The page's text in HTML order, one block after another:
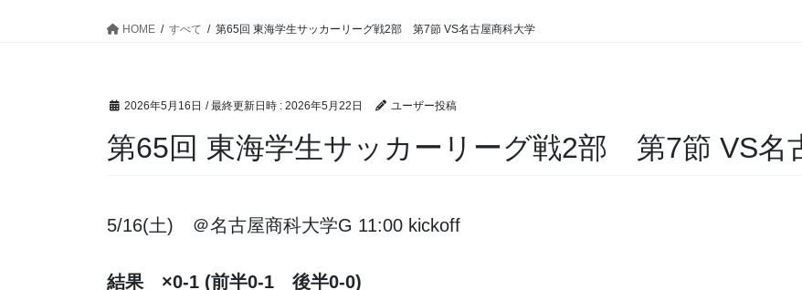
HOME すべて 第65回 東海学生サッカーリーグ戦2部 第7節 VS名古屋商科大学
2026年5月16日 / 最終更新日時 : 2026年5月22日 ユーザー投稿
第65回 東海学生サッカーリーグ戦2部 第7節 VS名
5/16(土) ＠名古屋商科大学G 11:00 kickoff
結果 ×0-1 (前半0-1 後半0-0)